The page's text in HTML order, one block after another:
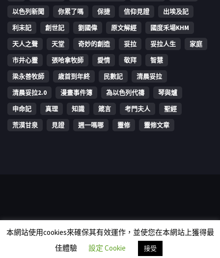
以色列新聞
你累了嗎 保捷 信仰見證
出埃及記
利未記
創世記 劉國偉 原文解經
國度禾場KHM
天人之聲
天堂 奇妙的創造 妥拉 妥拉人生
家庭
市井心靈
張哈拿牧師 愛情 敬拜
智慧
梁永善牧師
歳首到年終 民數記
清晨妥拉
清晨妥拉2.0
漫畫事件簿 為以色列代禱
琴與爐
申命記
真理 知識 箴言 考門夫人
聖經
荒漠甘泉
見證 週一嗎哪 靈修 靈修文章
rights reserved.
本網站使用cookies來確保其有效運作，並使您在本網站上獲得最
佳體驗
設定 Cookie 接受